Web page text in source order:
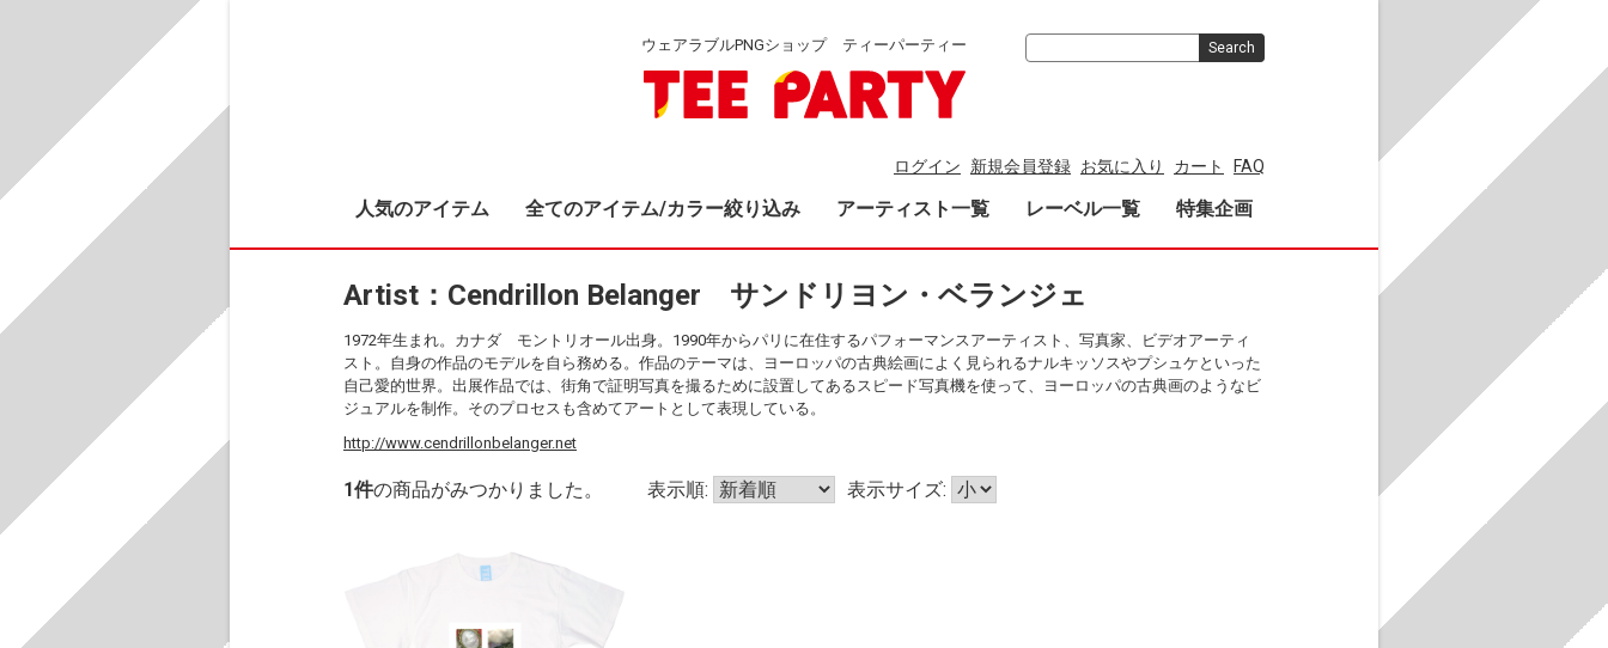
ウェアラブルPNGショップ ティーパーティー
ログイン 新規会員登録 お気に入り カート FAQ
人気のアイテム 全てのアイテム/カラー絞り込み アーティスト一覧 レーベル一覧 特集企画
Search
Artist：Cendrillon Belanger サンドリヨン・ベランジェ
1972年生まれ。カナダ モントリオール出身。1990年からパリに在住するパフォーマンスアーティスト、写真家、ビデオアーティ
スト。自身の作品のモデルを自ら務める。作品のテーマは、ヨーロッパの古典絵画によく見られるナルキッソスやプシュケといった
自己愛的世界。出展作品では、街角で証明写真を撮るために設置してあるスピード写真機を使って、ヨーロッパの古典画のようなビ
ジュアルを制作。そのプロセスも含めてアートとして表現している。
http://www.cendrillonbelanger.net
1件の商品がみつかりました。 表示順: 表示サイズ: